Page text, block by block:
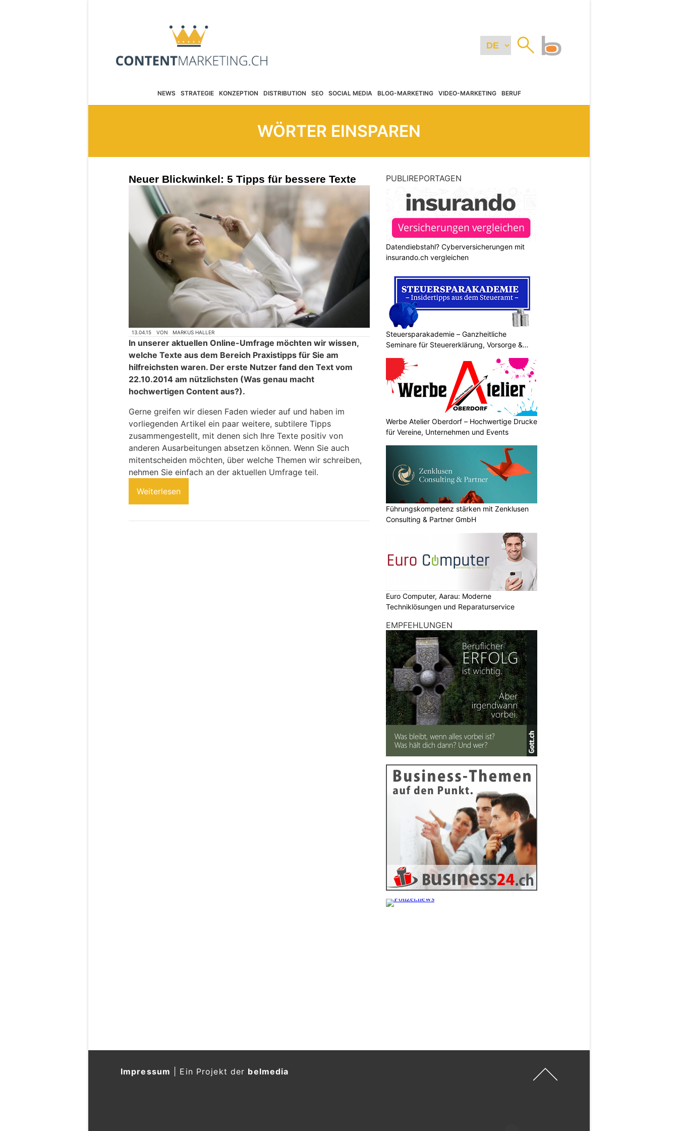
NEWS STRATEGIE KONZEPTION DISTRIBUTION SEO SOCIAL MEDIA BLOG-MARKETING VIDEO-MARKETING BERUF
WÖRTER EINSPAREN
Neuer Blickwinkel: 5 Tipps für bessere Texte
13.04.15 VON MARKUS HALLER
In unserer aktuellen Online-Umfrage möchten wir wissen,
welche Texte aus dem Bereich Praxistipps für Sie am
hilfreichsten waren. Der erste Nutzer fand den Text vom
22.10.2014 am nützlichsten (Was genau macht
hochwertigen Content aus?).
Gerne greifen wir diesen Faden wieder auf und haben im
vorliegenden Artikel ein paar weitere, subtilere Tipps
zusammengestellt, mit denen sich Ihre Texte positiv von
anderen Ausarbeitungen absetzen können. Wenn Sie auch
mitentscheiden möchten, über welche Themen wir schreiben,
nehmen Sie einfach an der aktuellen Umfrage teil.
Weiterlesen
PUBLIREPORTAGEN
Datendiebstahl? Cyberversicherungen mit
insurando.ch vergleichen
Steuersparakademie – Ganzheitliche
Seminare für Steuererklärung, Vorsorge &
Werbe Atelier Oberdorf – Hochwertige Drucke
für Vereine, Unternehmen und Events
Führungskompetenz stärken mit Zenklusen
Consulting & Partner GmbH
Euro Computer, Aarau: Moderne
Techniklösungen und Reparaturservice
EMPFEHLUNGEN
Impressum Ein Projekt der belmedia